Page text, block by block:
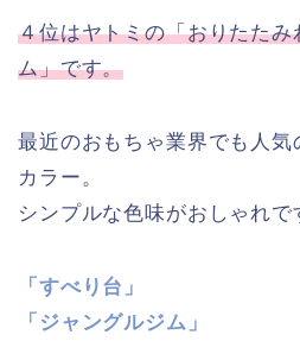
４位はヤトミの「おりたた
ム」です。
最近のおもちゃ業界でも人気
カラー。
シンプルな色味がおしゃれで
「すべり台」
「ジャングルジム」